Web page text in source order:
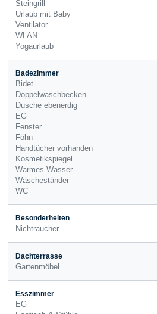
Steingrill
Urlaub mit Baby
Ventilator
WLAN
Yogaurlaub
Badezimmer
Bidet
Doppelwaschbecken
Dusche ebenerdig
EG
Fenster
Föhn
Handtücher vorhanden
Kosmetikspiegel
Warmes Wasser
Wäscheständer
WC
Besonderheiten
Nichtraucher
Dachterrasse
Gartenmöbel
Esszimmer
EG